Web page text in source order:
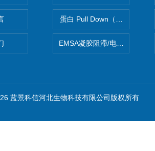
蛋白 Pull Down（蛋白和蛋白
EMSA凝胶阻滞/电泳迁移率实
蓝景科信河北生物科技有限公司版权所有